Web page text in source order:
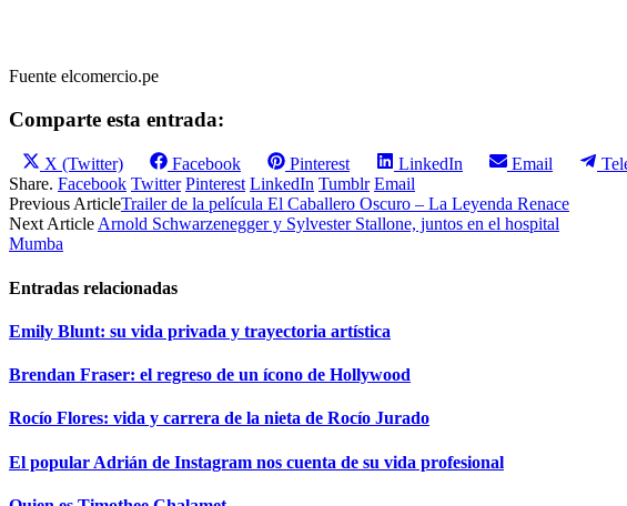
Fuente elcomercio.pe
Comparte esta entrada:
Compartir
en
X (Twitter)
Compartir
en
Facebook
Compartir
en
Pinterest
Compartir
en
LinkedIn
Compartir
Email
Share. Facebook Twitter Pinterest LinkedIn Tumblr Email
Previous ArticleTrailer de la película El Caballero Oscuro – La Leyenda Renace
Next Article Arnold Schwarzenegger y Sylvester Stallone, juntos en el hospital
Mumba
Entradas relacionadas
Emily Blunt: su vida privada y trayectoria artística
Brendan Fraser: el regreso de un ícono de Hollywood
Rocío Flores: vida y carrera de la nieta de Rocío Jurado
El popular Adrián de Instagram nos cuenta de su vida profesional